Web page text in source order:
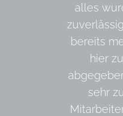
alles
bereits
hier
sehr